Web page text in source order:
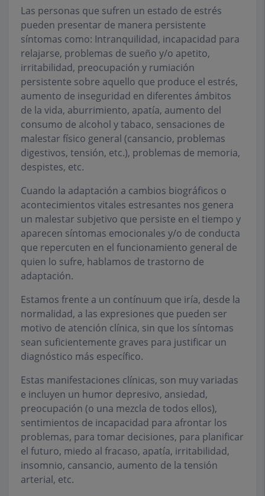
Las personas que sufren un estado de estrés
pueden presentar de manera persistente
síntomas como: Intranquilidad, incapacidad para
relajarse, problemas de sueño y/o apetito,
irritabilidad, preocupación y rumiación
persistente sobre aquello que produce el estrés,
aumento de inseguridad en diferentes ámbitos
de la vida, aburrimiento, apatía, aumento del
consumo de alcohol y tabaco, sensaciones de
malestar físico general (cansancio, problemas
digestivos, tensión, etc.), problemas de memoria,
despistes, etc.
Cuando la adaptación a cambios biográficos o
acontecimientos vitales estresantes nos genera
un malestar subjetivo que persiste en el tiempo y
aparecen síntomas emocionales y/o de conducta
que repercuten en el funcionamiento general de
quien lo sufre, hablamos de trastorno de
adaptación.
Estamos frente a un contínuum que iría, desde la
normalidad, a las expresiones que pueden ser
motivo de atención clínica, sin que los síntomas
sean suficientemente graves para justificar un
diagnóstico más específico.
Estas manifestaciones clínicas, son muy variadas
e incluyen un humor depresivo, ansiedad,
preocupación (o una mezcla de todos ellos),
sentimientos de incapacidad para afrontar los
problemas, para tomar decisiones, para planificar
el futuro, miedo al fracaso, apatía, irritabilidad,
insomnio, cansancio, aumento de la tensión
arterial, etc.